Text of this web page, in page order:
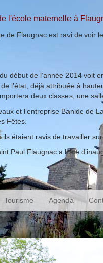
l'école maternelle à
de Flaugnac est ravi de voir
début de l’année 2014 voit
de l’état, déjà attribuée à
deux classes, une
et l’entreprise Banide
Fêtes.
ils étaient ravis de travailler
Paul Flaugnac a hâte
Tourisme Agenda